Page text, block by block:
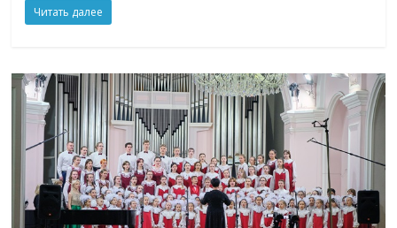
Читать далее